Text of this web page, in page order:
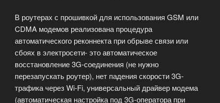
В роутерах с прошивкой для использования GSM или
CDMA модемов реализована процедура
автоматического реконнекта при обрыве связи или
сбоях в электросети- это автоматическое
восстановление 3G-соединения (не нужно
перезапускать роутер), нет падения скорости 3G-
трафика через Wi-Fi, универсальный драйвер модема
(автоматическая настройка под 3G-оператора при